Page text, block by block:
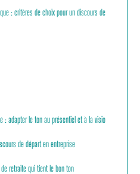
: critères de choix pour un discours de
: adapter le ton au présentiel et à la visio
de départ en entreprise
retraite qui tient le bon ton